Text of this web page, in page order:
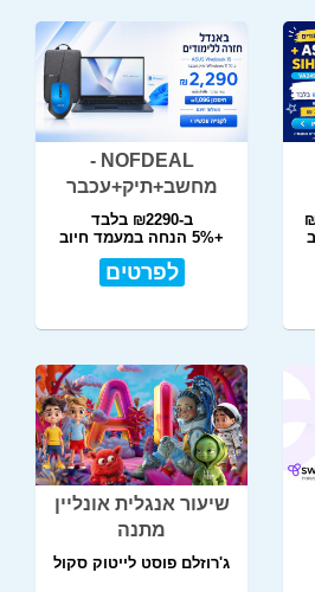
NOFDEAL -
מחשב+תיק+עכבר
ב-₪2290 בלבד
+5% הנחה במעמד חיוב
לפרטים
שיעור אנגלית אונליין
מתנה
ג'רוזלם פוסט לייטוק סקול